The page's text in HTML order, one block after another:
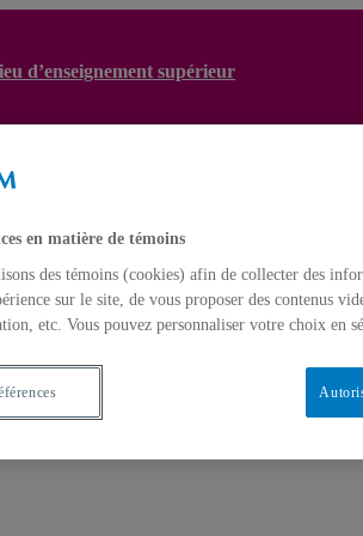
d’enseignement supérieur
sexuelles en milieu d’enseignement supérieur
en matière de témoins
des témoins (cookies) afin de collecter des
sur le site, de vous proposer des contenus
etc. Vous pouvez personnaliser votre choix en